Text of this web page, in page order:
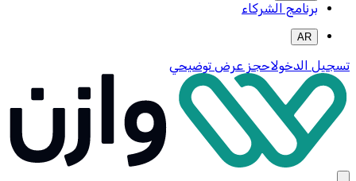
برنامج الشركاء
AR
تسجيل الدخولاحجز عرض توضيحي